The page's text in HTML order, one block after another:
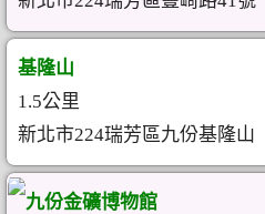
基隆山
1.5公里
新北市224瑞芳區九份基隆山
九份金礦博物館